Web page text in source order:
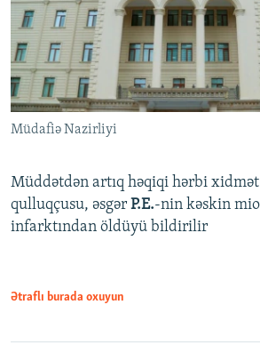
Müdafiə Nazirliyi
Müddətdən artıq həqiqi hərbi
qulluqçusu, əsgər P.E.-nin kəskin
infarktından öldüyü bildirilir
Ətraflı burada oxuyun